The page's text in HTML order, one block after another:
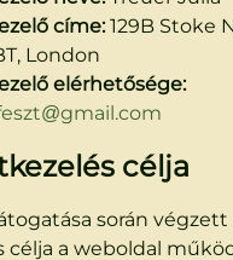
címe:129B Stoke
London
elérhetősége:
célja
során
célja a weboldal